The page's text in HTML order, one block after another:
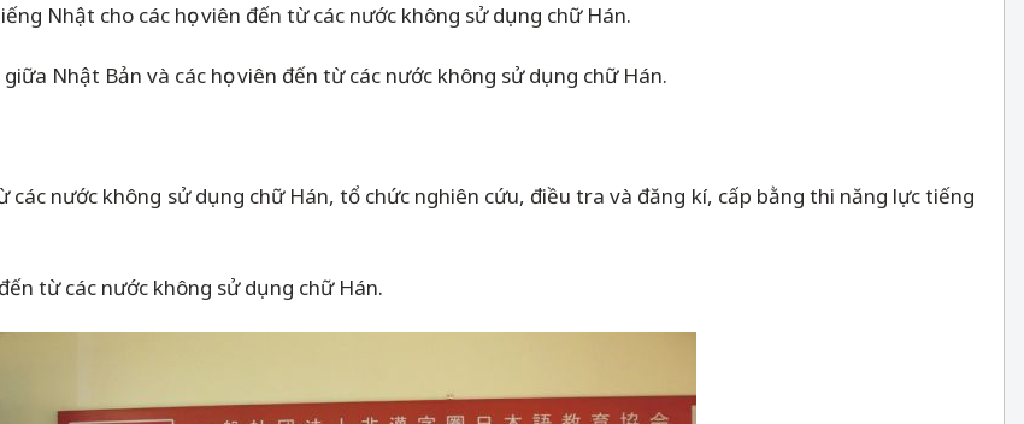
Nhật cho các học viên đến từ các nước không sử dụng chữ Hán.
Nhật Bản và các học viên đến từ các nước không sử dụng chữ Hán.
các nước không sử dụng chữ Hán, tổ chức nghiên cứu, điều tra và đăng kí, cấp bằng thi năng lực tiếng
từ các nước không sử dụng chữ Hán.